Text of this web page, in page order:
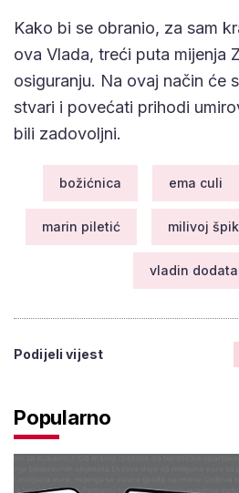
Kako bi se obranio, za sam
ova Vlada, treći puta mijenja
osiguranju. Na ovaj način će
stvari i povećati prihodi
bili zadovoljni.
božićnica ema culi
marin piletić milivoj
vladin
Podijeli vijest
Popularno